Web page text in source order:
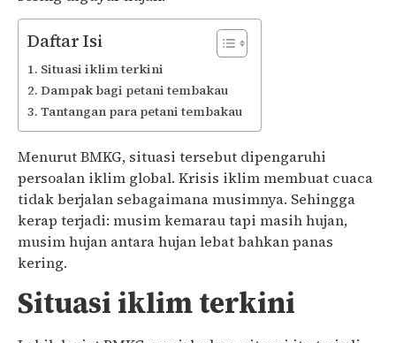
Daftar Isi
Situasi iklim terkini
Dampak bagi petani tembakau
Tantangan para petani tembakau
Menurut BMKG, situasi tersebut dipengaruhi
persoalan iklim global. Krisis iklim membuat cuaca
tidak berjalan sebagaimana musimnya. Sehingga
kerap terjadi: musim kemarau tapi masih hujan,
musim hujan antara hujan lebat bahkan panas
kering.
Situasi iklim terkini